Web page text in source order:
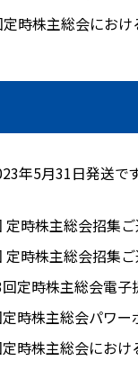
時株主総会にお
年5月31日発送
定時株主総会招集
定時株主総会招集
定時株主総会電
時株主総会パワー
時株主総会にお